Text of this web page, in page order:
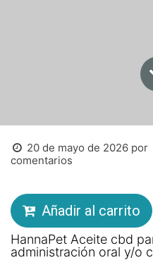
20 de mayo de 2026 por
comentarios
Añadir al carrito
HannaPet Aceite cbd
administración oral y/o